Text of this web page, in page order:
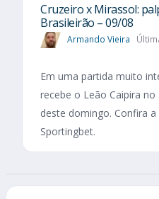
Cruzeiro x Mirassol:
Brasileirão – 09/08
Armando Vieira
Em uma partida muito
recebe o Leão Caipira
deste domingo. Confira
Sportingbet.